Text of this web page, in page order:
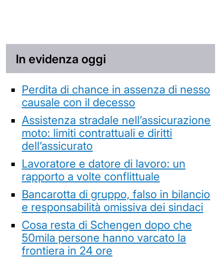
In evidenza oggi
Perdita di chance in assenza di nesso
causale con il decesso
Assistenza stradale nell’assicurazione
moto: limiti contrattuali e diritti
dell’assicurato
Lavoratore e datore di lavoro: un
rapporto a volte conflittuale
Bancarotta di gruppo, falso in bilancio
e responsabilità omissiva dei sindaci
Cosa resta di Schengen dopo che
50mila persone hanno varcato la
frontiera in 24 ore